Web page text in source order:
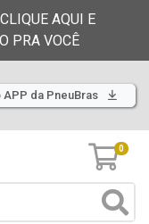
AQUI E
PRA VOCÊ
APP da PneuBras
0